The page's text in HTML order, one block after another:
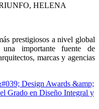
HELENA
prestigiosos a nivel global
importante fuente de
marcas y agencias